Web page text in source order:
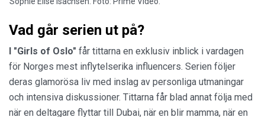
Vad går serien ut på?
I "Girls of Oslo" får tittarna en exklusiv inblick i vardagen
för Norges mest inflytelserika influencers. Serien följer
deras glamorösa liv med inslag av personliga utmaningar
och intensiva diskussioner. Tittarna får blad annat följa med
när en deltagare flyttar till Dubai, när en blir mamma, när en